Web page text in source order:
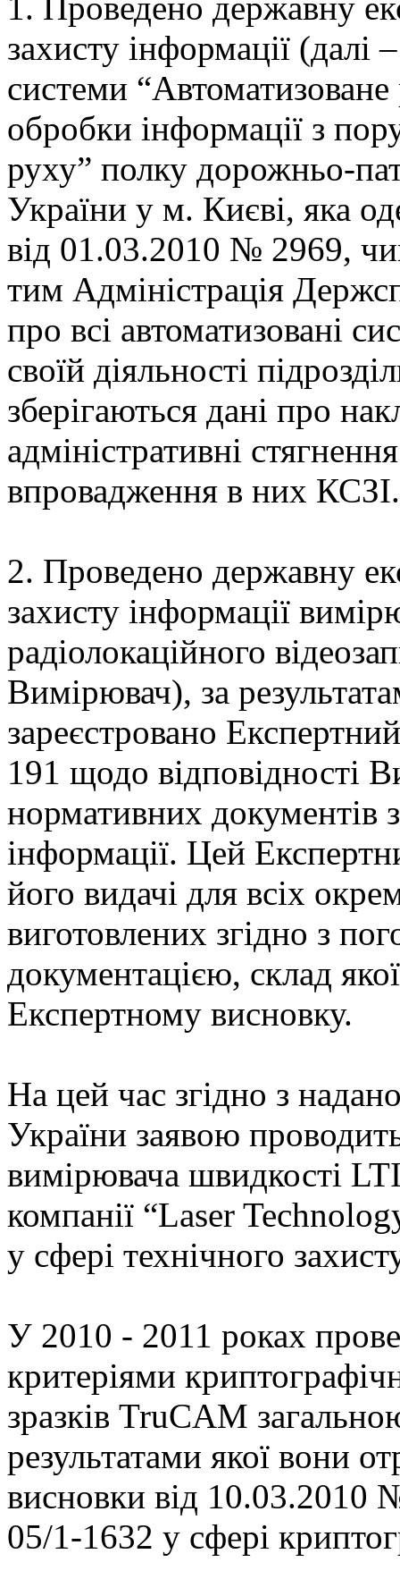
захисту інформації (далі
системи
обробки інформації з
руху” полку дорожньо-
України у м. Києві, яка
від 01.03.2010 № 2969,
тим Адміністрація
про всі автоматизовані
своїй діяльності
зберігаються дані про
адміністративні
впровадження в них КСЗІ.
2. Проведено державну
захисту інформації
радіолокаційного
Вимірювач), за
зареєстровано
191 щодо відповідності
нормативних документів
інформації. Цей
його видачі для всіх
виготовлених згідно з
документацією, склад
Експертному висновку.
На цей час згідно з
України заявою
вимірювача швидкості
компанії “Laser
у сфері технічного
У 2010 - 2011 роках
критеріями
зразків TruCAM
результатами якої вони
висновки від 10.03.2010
05/1-1632 у сфері